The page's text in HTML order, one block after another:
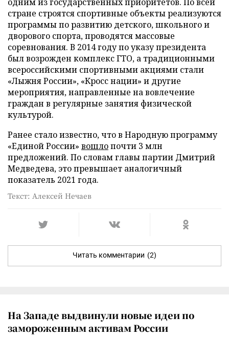
стране строятся спортивные объекты реализуются
программы по развитию детского, школьного и
дворового спорта, проводятся массовые
соревнования. В 2014 году по указу президента
был возрожден комплекс ГТО, а традиционными
всероссийскими спортивными акциями стали
«Лыжня России», «Кросс нации» и другие
мероприятия, направленные на вовлечение
граждан в регулярные занятия физической
культурой.
Ранее стало известно, что в Народную программу
«Единой России» вошлопочти 3 млн
предложений. По словам главы партии Дмитрий
Медведева, это превышает аналогичный
показатель 2021 года.
Текст: Алексей Нечаев
Читать комментарии (2)
На Западе выдвинули новые идеи по
замороженным активам России